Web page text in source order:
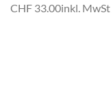
CHF 33.00inkl. MwSt